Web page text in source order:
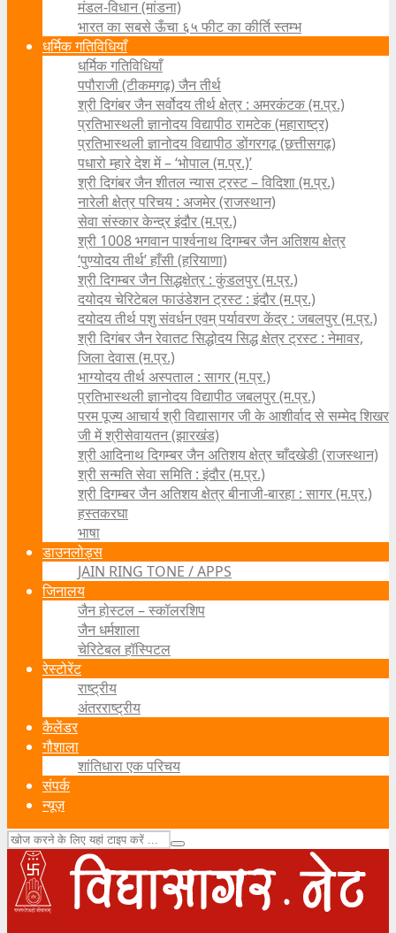
मंडल-विधान (मांडना)
भारत का सबसे ऊँचा ६५ फीट का कीर्ति स्तम्भ
धर्मिक गतिविधियाँ
धर्मिक गतिविधियाँ
पपौराजी (टीकमगढ़) जैन तीर्थ
श्री दिगंबर जैन सर्वोदय तीर्थ क्षेत्र : अमरकंटक (म.प्र.)
प्रतिभास्थली ज्ञानोदय विद्यापीठ रामटेक (महाराष्ट्र)
प्रतिभास्थली ज्ञानोदय विद्यापीठ डोंगरगढ़ (छत्तीसगढ़)
पधारो म्हारे देश में – ‘भोपाल (म.प्र.)’
श्री दिगंबर जैन शीतल न्यास ट्रस्ट – विदिशा (म.प्र.)
नारेली क्षेत्र परिचय : अजमेर (राजस्थान)
सेवा संस्कार केन्द्र इंदौर (म.प्र.)
श्री 1008 भगवान पार्श्वनाथ दिगम्बर जैन अतिशय क्षे‍त्र
‘पुण्योदय तीर्थ’ हाँसी (हरियाणा)
श्री दिगम्बर जैन सिद्धक्षेत्र : कुंडलपुर (म.प्र.)
दयोदय चेरिटेबल फाउंडेशन ट्रस्ट : इंदौर (म.प्र.)
दयोदय तीर्थ पशु संवर्धन एवम्‌ पर्यावरण केंद्र : जबलपुर (म.प्र.)
श्री दिगंबर जैन रेवातट सिद्धोदय सिद्ध क्षेत्र ट्रस्ट : नेमावर,
जिला देवास (म.प्र.)
भाग्योदय तीर्थ अस्पताल : सागर (म.प्र.)
प्रतिभास्थली ज्ञानोदय विद्यापीठ जबलपुर (म.प्र.)
परम पूज्य आचार्य श्री विद्यासागर जी के आशीर्वाद से सम्मेद शिखर
जी में श्रीसेवायतन (झारखंड)
श्री आदिनाथ दिगम्बर जैन अतिशय क्षेत्र चाँदखेडी (राजस्थान)
श्री सन्मति सेवा समिति : इंदौर (म.प्र.)
श्री दिगम्बर जैन अतिशय क्षेत्र बीनाजी-बारहा : सागर (म.प्र.)
हस्तकरघा
भाषा
डाउनलोड्स
JAIN RING TONE / APPS
जिनालय
जैन होस्टल – स्कॉलरशिप
जैन धर्मशाला
चेरिटेबल हॉस्पिटल
रेस्टोरेंट
राष्ट्रीय
अंतरराष्ट्रीय
कैलेंडर
गौशाला
शांतिधारा एक परिचय
संपर्क
न्यूज़